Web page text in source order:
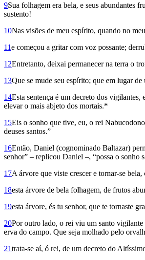
9Sua folhagem era bela, e seus abundantes
sustento!
10Nas visões de meu espírito, quando no
11e começou a gritar com voz possante;
12Entretanto, deixai permanecer na terra o
13Que se mude seu espírito; que em lugar
14Esta sentença é um decreto dos
elevar o mais abjeto dos mortais.*
15Eis o sonho que tive, eu, o rei
deuses santos.”
16Então, Daniel (cognominado Baltazar)
senhor” – replicou Daniel –, “possa o sonho
17A árvore que viste crescer e tornar-se
18esta árvore de bela folhagem, de frutos
19esta árvore, és tu senhor, que te tornaste
20Por outro lado, o rei viu um santo vigilante
erva do campo. Que seja molhado pelo
21trata-se aí, ó rei, de um decreto do